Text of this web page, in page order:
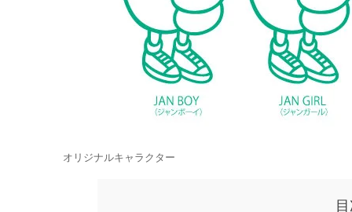
オリジナルキャラクター